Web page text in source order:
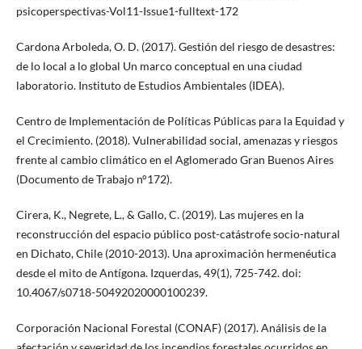
psicoperspectivas-Vol11-Issue1-fulltext-172
Cardona Arboleda, O. D. (2017). Gestión del riesgo de desastres:
de lo local a lo global Un marco conceptual en una ciudad
laboratorio. Instituto de Estudios Ambientales (IDEA).
Centro de Implementación de Políticas Públicas para la Equidad y
el Crecimiento. (2018). Vulnerabilidad social, amenazas y riesgos
frente al cambio climático en el Aglomerado Gran Buenos Aires
(Documento de Trabajo n°172).
Cirera, K., Negrete, L., & Gallo, C. (2019). Las mujeres en la
reconstrucción del espacio público post-catástrofe socio-natural
en Dichato, Chile (2010-2013). Una aproximación hermenéutica
desde el mito de Antígona. Izquerdas, 49(1), 725-742. doi:
10.4067/s0718-50492020000100239.
Corporación Nacional Forestal (CONAF) (2017). Análisis de la